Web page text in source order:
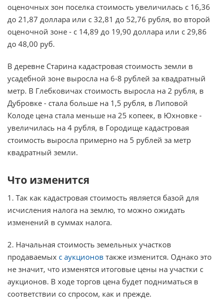
оценочных зон поселка стоимость увеличилась с 16,36
до 21,87 доллара или с 32,81 до 52,76 рубля, во второй
оценочной зоне - с 14,89 до 19,90 доллара или с 29,86
до 48,00 руб.
В деревне Старина кадастровая стоимость земли в
усадебной зоне выросла на 6-8 рублей за квадратный
метр. В Глебковичах стоимость выросла на 2 рубля, в
Дубровке - стала больше на 1,5 рубля, в Липовой
Колоде цена стала меньше на 25 копеек, в Юхновке -
увеличилась на 4 рубля, в Городище кадастровая
стоимость выросла примерно на 5 рублей за метр
квадратный земли.
Что изменится
1. Так как кадастровая стоимость является базой для
исчисления налога на землю, то можно ожидать
изменений в суммах налога.
2. Начальная стоимость земельных участков
продаваемых с аукционов также изменится. Однако это
не значит, что изменятся итоговые цены на участки с
аукционов. В ходе торгов цена будет подниматься в
соответствии со спросом, как и прежде.